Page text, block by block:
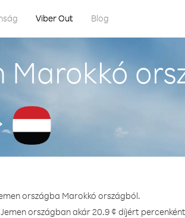
Viber Out Blog
Marokkó
országba Marokkó országból.
országban akár 20.9 ¢ díjért